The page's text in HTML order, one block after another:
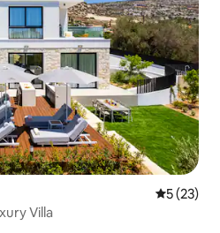
5 (23)
Villa